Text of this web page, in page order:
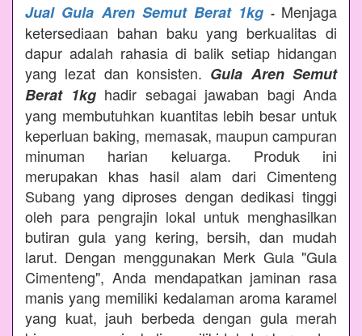
Jual Gula Aren Semut Berat 1kg - Menjaga
ketersediaan bahan baku yang berkualitas di
dapur adalah rahasia di balik setiap hidangan
yang lezat dan konsisten. Gula Aren Semut
Berat 1kghadir sebagai jawaban bagi Anda
yang membutuhkan kuantitas lebih besar untuk
keperluan baking, memasak, maupun campuran
minuman harian keluarga. Produk ini
merupakan khas hasil alam dari Cimenteng
Subang yang diproses dengan dedikasi tinggi
oleh para pengrajin lokal untuk menghasilkan
butiran gula yang kering, bersih, dan mudah
larut. Dengan menggunakan Merk Gula "Gula
Cimenteng", Anda mendapatkan jaminan rasa
manis yang memiliki kedalaman aroma karamel
yang kuat, jauh berbeda dengan gula merah